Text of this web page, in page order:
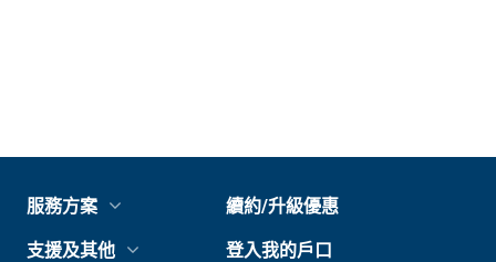
服務方案 續約/升級優惠
支援及其他 登入我的戶口